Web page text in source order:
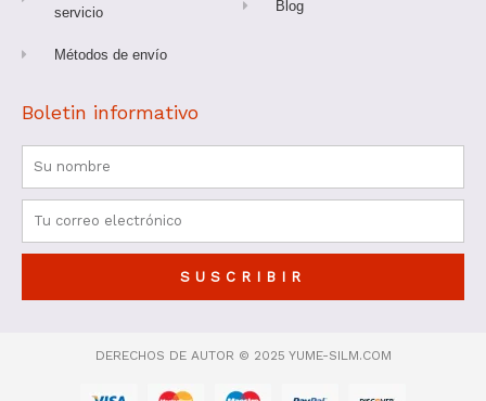
servicio
Métodos de envío
Blog
Boletin informativo
Nombre
Correo
electrónico
SUSCRIBIR
DERECHOS DE AUTOR © 2025 YUME-SILM.COM